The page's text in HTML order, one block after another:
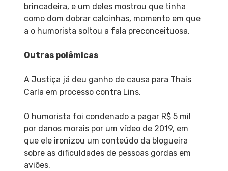
brincadeira, e um deles mostrou que tinha
como dom dobrar calcinhas, momento em que
a o humorista soltou a fala preconceituosa.
Outras polêmicas
A Justiça já deu ganho de causa para Thais
Carla em processo contra Lins.
O humorista foi condenado a pagar R$ 5 mil
por danos morais por um vídeo de 2019, em
que ele ironizou um conteúdo da blogueira
sobre as dificuldades de pessoas gordas em
aviões.